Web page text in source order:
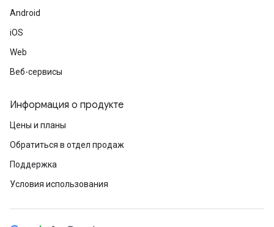
Android
iOS
Web
Веб-сервисы
Информация о продукте
Цены и планы
Обратиться в отдел продаж
Поддержка
Условия использования